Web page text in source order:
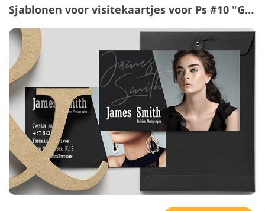
Sjablonen voor visitekaartjes voor Ps #10 "Glamorous"